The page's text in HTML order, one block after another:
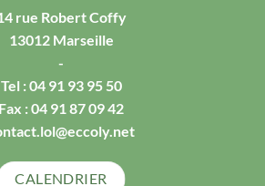
rue Robert Coffy
13012 Marseille
-
Tel :04 91 93 95 50
Fax : 04 91 87 09 42
CALENDRIER